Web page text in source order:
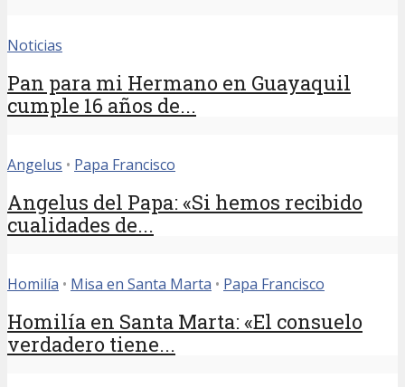
Noticias
Pan para mi Hermano en Guayaquil
cumple 16 años de...
Angelus • Papa Francisco
Angelus del Papa: «Si hemos recibido
cualidades de...
Homilía • Misa en Santa Marta • Papa Francisco
Homilía en Santa Marta: «El consuelo
verdadero tiene...